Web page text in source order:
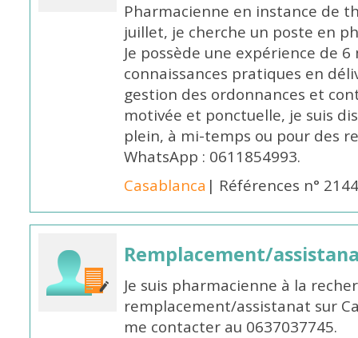
Pharmacienne en instance de
juillet, je cherche un poste en
Je possède une expérience de
connaissances pratiques en
gestion des ordonnances et
motivée et ponctuelle, je suis
plein, à mi-temps ou pour des
WhatsApp : 0611854993.
Casablanca | Références n°
Remplacement/
Je suis pharmacienne à la
remplacement/assistanat sur
me contacter au 0637037745.